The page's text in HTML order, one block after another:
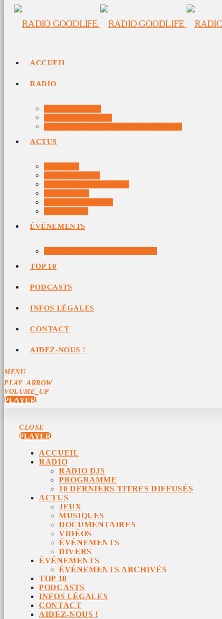
ACCUEIL
RADIO
ACTUS
ÉVÉNEMENTS
TOP 10
PODCASTS
INFOS LÉGALES
CONTACT
AIDEZ-NOUS !
MENU
PLAY_ARROW
VOLUME_UP
PLAYER
CLOSE
PLAYER
ACCUEIL
RADIO
RADIO DJS
PROGRAMME
10 DERNIERS TITRES DIFFUSÉS
ACTUS
JEUX
MUSIQUES
DOCUMENTAIRES
VIDÉOS
ÉVÉNEMENTS
DIVERS
ÉVÉNEMENTS
ÉVÉNEMENTS ARCHIVÉS
TOP 10
PODCASTS
INFOS LÉGALES
CONTACT
AIDEZ-NOUS !